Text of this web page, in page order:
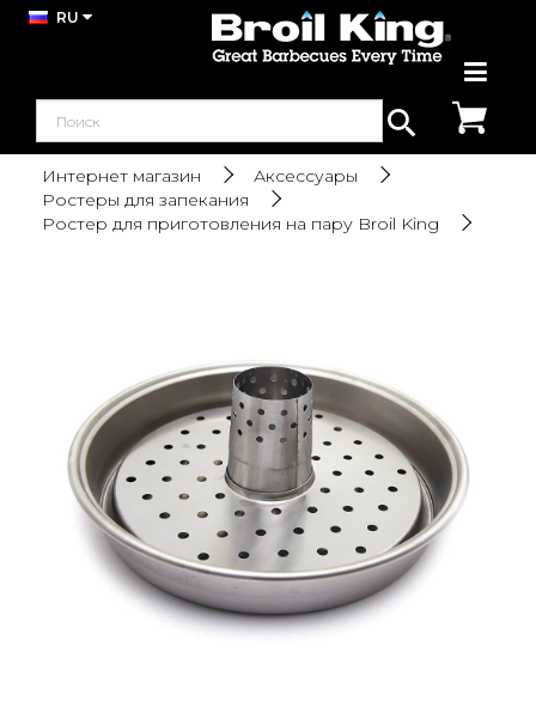
RU
Интернет магазин
Аксессуары
Ростеры для запекания
Ростер для приготовления на пару Broil King